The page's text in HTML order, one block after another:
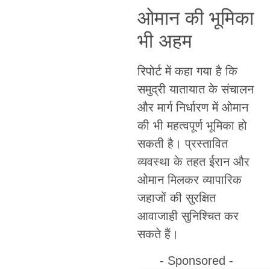
ओमान की भूमिका
भी अहम
रिपोर्ट में कहा गया है कि
समुद्री यातायात के संचालन
और मार्ग निर्धारण में ओमान
की भी महत्वपूर्ण भूमिका हो
सकती है। प्रस्तावित
व्यवस्था के तहत ईरान और
ओमान मिलकर व्यापारिक
जहाजों की सुरक्षित
आवाजाही सुनिश्चित कर
सकते हैं।
- Sponsored -